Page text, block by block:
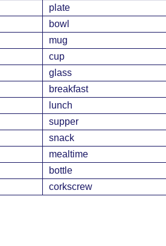
plate
bowl
mug
cup
glass
breakfast
lunch
supper
snack
mealtime
bottle
corkscrew